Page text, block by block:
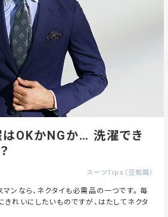
はOKかNGか… 洗濯でき
スーツTips（豆知識）
ンなら、ネクタイも必需品の一つです。 毎
きれいにしたいものですが、はたしてネクタ